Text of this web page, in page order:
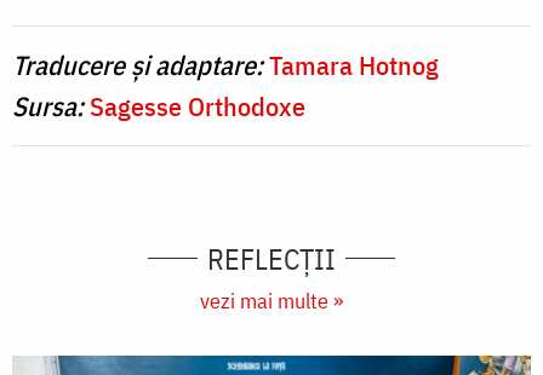
Traducere și adaptare:Tamara Hotnog
Sursa:Sagesse Orthodoxe
REFLECȚII
vezi mai multe »